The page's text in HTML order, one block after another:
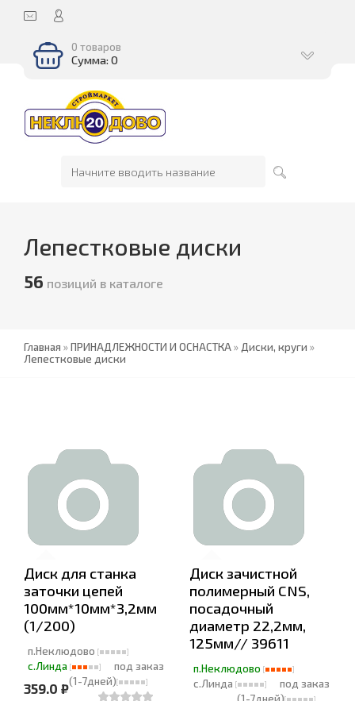
0 товаров
Сумма: 0
Лепестковые диски
56 позиций в каталоге
Главная »ПРИНАДЛЕЖНОСТИ И ОСНАСТКА» Диски, круги »
Лепестковые диски
Диск для станка
заточки цепей
100мм*10мм*3,2мм
(1/200)
п.Неклюдово
с.Линда
под заказ
(1-7дней)
359.0 ₽
Диск зачистной
полимерный CNS,
посадочный
диаметр 22,2мм,
125мм// 39611
п.Неклюдово
с.Линда
под заказ